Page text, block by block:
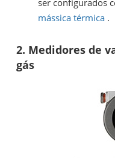
ser configurados
mássica térmica.
2. Medidores de
gás